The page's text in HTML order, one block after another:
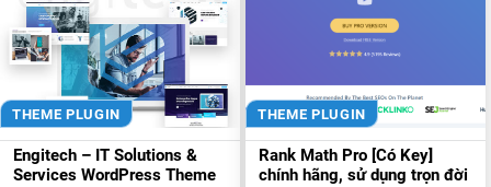
THEME PLUGIN
Engitech – IT Solutions &
Services WordPress Theme
THEME PLUGIN
Rank Math Pro [Có Key]
chính hãng, sử dụng trọn đời